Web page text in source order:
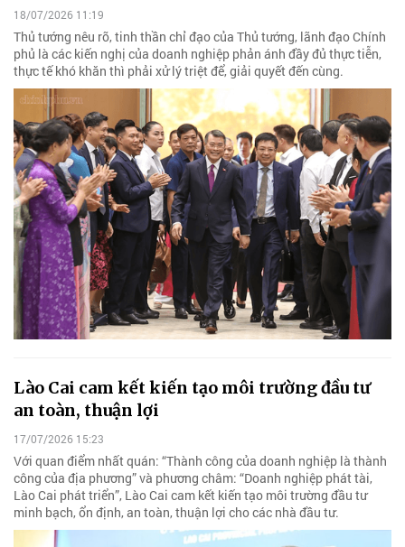
18/07/2026 11:19
Thủ tướng nêu rõ, tinh thần chỉ đạo của Thủ tướng, lãnh đạo Chính
phủ là các kiến nghị của doanh nghiệp phản ánh đầy đủ thực tiễn,
thực tế khó khăn thì phải xử lý triệt để, giải quyết đến cùng.
Lào Cai cam kết kiến tạo môi trường đầu tư
an toàn, thuận lợi
17/07/2026 15:23
Với quan điểm nhất quán: “Thành công của doanh nghiệp là thành
công của địa phương” và phương châm: “Doanh nghiệp phát tài,
Lào Cai phát triển”, Lào Cai cam kết kiến tạo môi trường đầu tư
minh bạch, ổn định, an toàn, thuận lợi cho các nhà đầu tư.